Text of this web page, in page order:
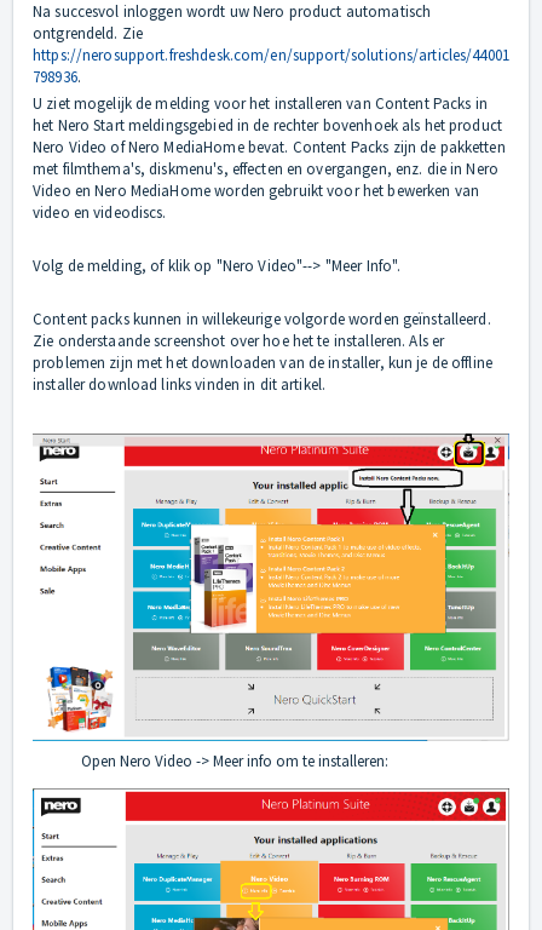
Na succesvol inloggen wordt uw Nero product automatisch
ontgrendeld. Zie
https://nerosupport.freshdesk.com/en/support/solutions/articles/44001
798936.
U ziet mogelijk de melding voor het installeren van Content Packs in
het Nero Start meldingsgebied in de rechter bovenhoek als het product
Nero Video of Nero MediaHome bevat. Content Packs zijn de pakketten
met filmthema's, diskmenu's, effecten en overgangen, enz. die in Nero
Video en Nero MediaHome worden gebruikt voor het bewerken van
video en videodiscs.
Volg de melding, of klik op "Nero Video"--> "Meer Info".
Content packs kunnen in willekeurige volgorde worden geïnstalleerd.
Zie onderstaande screenshot over hoe het te installeren. Als er
problemen zijn met het downloaden van de installer, kun je de offline
installer download links vinden in dit artikel.
Open Nero Video -> Meer info om te installeren: